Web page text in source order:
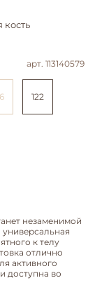
арт. 113140579
122
незаменимой
к телу
отлично
активного
доступна во